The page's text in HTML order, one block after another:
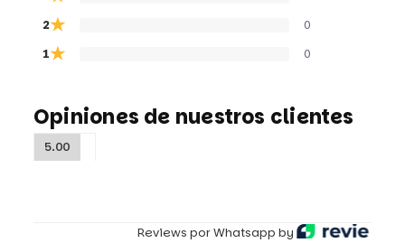
2★
0
1★ 0
Opiniones de nuestros clientes
5.00
Reviews por Whatsapp by